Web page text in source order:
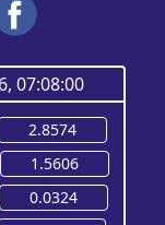
07:08:00